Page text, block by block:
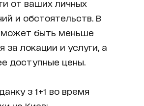
от ваших личных
и обстоятельств. В
может быть меньше
за локации и услуги, а
доступные цены.
з 1+1 во время